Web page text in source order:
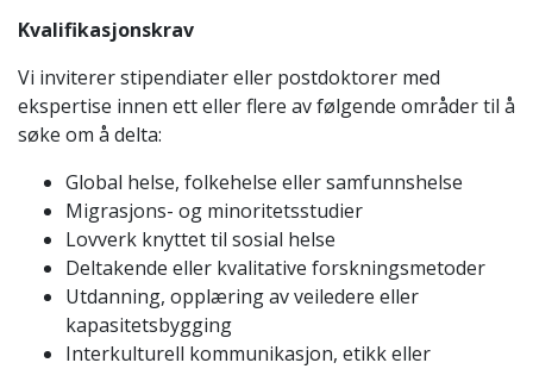
Kvalifikasjonskrav
Vi inviterer stipendiater eller postdoktorer med
ekspertise innen ett eller flere av følgende områder til å
søke om å delta:
Global helse, folkehelse eller samfunnshelse
Migrasjons- og minoritetsstudier
Lovverk knyttet til sosial helse
Deltakende eller kvalitative forskningsmetoder
Utdanning, opplæring av veiledere eller
kapasitetsbygging
Interkulturell kommunikasjon, etikk eller